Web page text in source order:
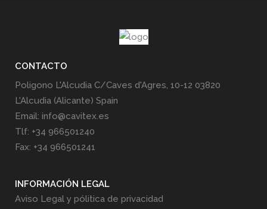
CONTACTO
Poligono L'Alcudia C/Caves d'Agres, 10-12 03820
L'Alcudia (Alicante) Spain
Email: info@cavitex.es
Tlf: +34 966501240
Fax: +34 966501241
INFORMACIÓN LEGAL
Aviso Legal y pólitica de privacidad